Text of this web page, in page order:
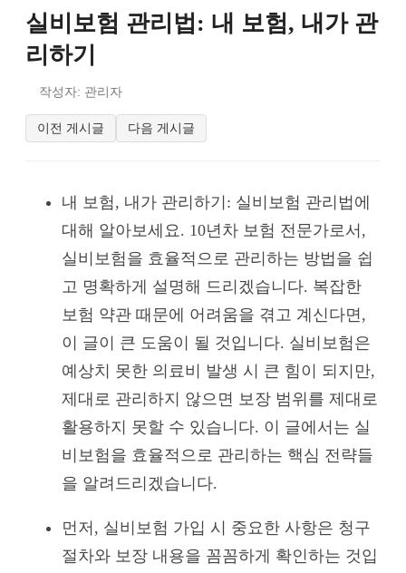
실비보험 관리법: 내 보험, 내가 관
리하기
작성자: 관리자
이전 게시글 다음 게시글
내 보험, 내가 관리하기: 실비보험 관리법에
대해 알아보세요. 10년차 보험 전문가로서,
실비보험을 효율적으로 관리하는 방법을 쉽
고 명확하게 설명해 드리겠습니다. 복잡한
보험 약관 때문에 어려움을 겪고 계신다면,
이 글이 큰 도움이 될 것입니다. 실비보험은
예상치 못한 의료비 발생 시 큰 힘이 되지만,
제대로 관리하지 않으면 보장 범위를 제대로
활용하지 못할 수 있습니다. 이 글에서는 실
비보험을 효율적으로 관리하는 핵심 전략들
을 알려드리겠습니다.
먼저, 실비보험 가입 시 중요한 사항은 청구
절차와 보장 내용을 꼼꼼하게 확인하는 것입